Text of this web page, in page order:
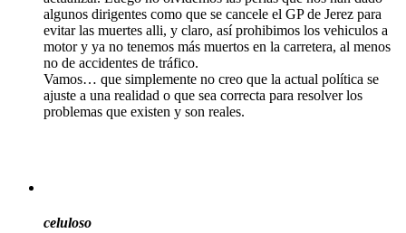
algunos dirigentes como que se cancele el GP de Jerez para
evitar las muertes alli, y claro, así prohibimos los vehiculos a
motor y ya no tenemos más muertos en la carretera, al menos
no de accidentes de tráfico.
Vamos… que simplemente no creo que la actual política se
ajuste a una realidad o que sea correcta para resolver los
problemas que existen y son reales.
celuloso